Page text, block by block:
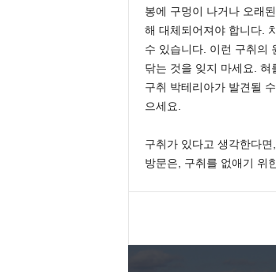
봉에 구멍이 나거나 오래
해 대체되어져야 합니다.
수 있습니다. 이런 구취의
닦는 것을 잊지 마세요.
구취 박테리아가 발견될
으세요.
구취가 있다고 생각한다
방문은, 구취를 없애기 위